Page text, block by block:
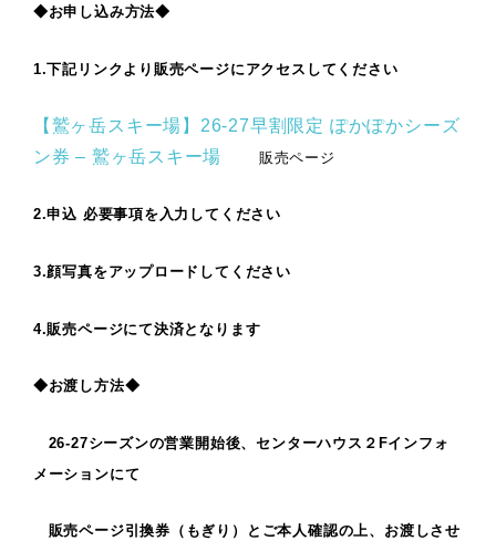
◆お申し込み方法◆
1.下記リンクより販売ページにアクセスしてください
【鷲ヶ岳スキー場】26-27早割限定 ぽかぽかシーズ
ン券 – 鷲ヶ岳スキー場
販売ページ
2.申込 必要事項を入力してください
3.顔写真をアップロードして ください
4.販売ページにて決済となります
◆お渡し方法◆
26-27シーズンの営業開始後、センターハウス２Fインフォ
メーションにて
販売ページ引換券（もぎり）とご本人確認の上、お渡しさせ